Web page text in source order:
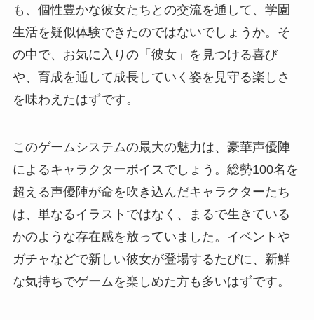
も、個性豊かな彼女たちとの交流を通して、学園
生活を疑似体験できたのではないでしょうか。そ
の中で、お気に入りの「彼女」を見つける喜び
や、育成を通して成長していく姿を見守る楽しさ
を味わえたはずです。
このゲームシステムの最大の魅力は、豪華声優陣
によるキャラクターボイスでしょう。総勢100名を
超える声優陣が命を吹き込んだキャラクターたち
は、単なるイラストではなく、まるで生きている
かのような存在感を放っていました。イベントや
ガチャなどで新しい彼女が登場するたびに、新鮮
な気持ちでゲームを楽しめた方も多いはずです。